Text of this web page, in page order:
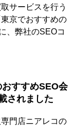
サービスを行う
京でおすすめの
、弊社のSEOコ
掲載いただいた
ご確認くださ
会社3選 ...
すすめSEO会
されました
門店ニアレコの